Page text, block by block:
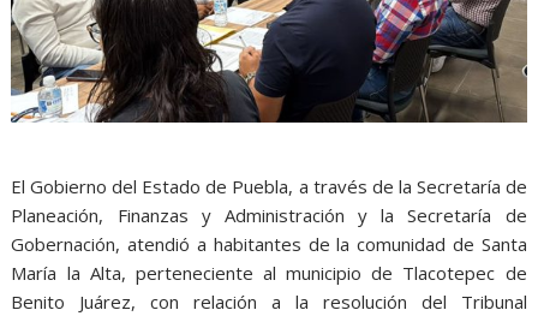
El Gobierno del Estado de Puebla, a través de la Secretaría de
Planeación, Finanzas y Administración y la Secretaría de
Gobernación, atendió a habitantes de la comunidad de Santa
María la Alta, perteneciente al municipio de Tlacotepec de
Benito Juárez, con relación a la resolución del Tribunal